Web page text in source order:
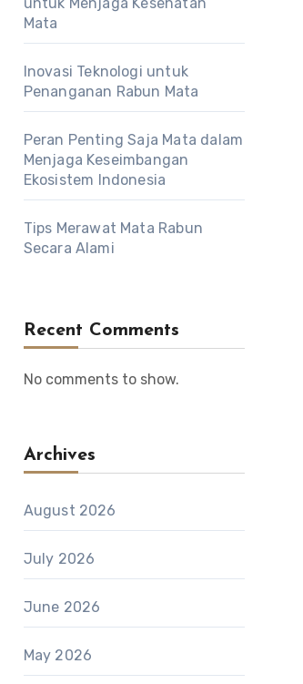
Mata
Inovasi Teknologi untuk
Penanganan Rabun Mata
Peran Penting Saja Mata dalam
Menjaga Keseimbangan
Ekosistem Indonesia
Tips Merawat Mata Rabun
Secara Alami
Recent Comments
No comments to show.
Archives
August 2026
July 2026
June 2026
May 2026